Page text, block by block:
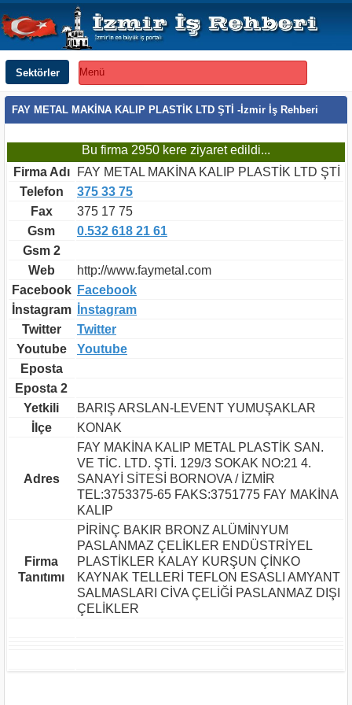
Sektörler Menü
FAY METAL MAKİNA KALIP PLASTİK LTD ŞTİ -İzmir İş Rehberi
Bu firma 2950 kere ziyaret edildi...
Firma Adı
FAY METAL MAKİNA KALIP PLASTİK LTD ŞTİ
Telefon
375 33 75
Fax
375 17 75
Gsm
0.532 618 21 61
Gsm 2
Web
http://www.faymetal.com
Facebook Facebook
İnstagram
İnstagram
Twitter
Twitter
Youtube
Youtube
Eposta
Eposta 2
Yetkili
BARIŞ ARSLAN-LEVENT YUMUŞAKLAR
İlçe
KONAK
Adres
FAY MAKİNA KALIP METAL PLASTİK SAN.
VE TİC. LTD. ŞTİ. 129/3 SOKAK NO:21 4.
SANAYİ SİTESİ BORNOVA / İZMİR
TEL:3753375-65 FAKS:3751775 FAY MAKİNA
KALIP
Firma
Tanıtımı
PİRİNÇ BAKIR BRONZ ALÜMİNYUM
PASLANMAZ ÇELİKLER ENDÜSTRİYEL
PLASTİKLER KALAY KURŞUN ÇİNKO
KAYNAK TELLERİ TEFLON ESASLI AMYANT
SALMASLARI CİVA ÇELİĞİ PASLANMAZ DIŞI
ÇELİKLER